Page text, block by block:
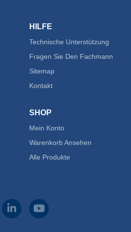
auf.
HILFE
Technische Unterstützung
Fragen Sie Den Fachmann
Sitemap
Kontakt
SHOP
Mein Konto
Warenkorb Ansehen
Alle Produkte